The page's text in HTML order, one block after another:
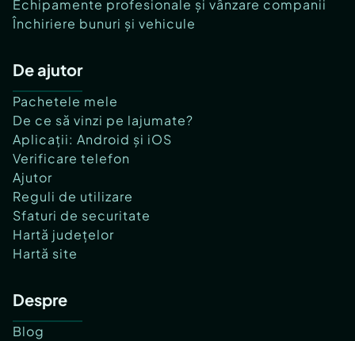
Echipamente profesionale și vânzare companii
Închiriere bunuri și vehicule
De ajutor
Pachetele mele
De ce să vinzi pe lajumate?
Aplicații: Android și iOS
Verificare telefon
Ajutor
Reguli de utilizare
Sfaturi de securitate
Hartă județelor
Hartă site
Despre
Blog